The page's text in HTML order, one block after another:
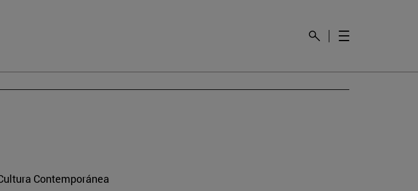
Contemporánea